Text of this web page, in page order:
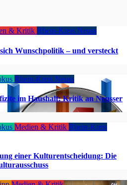
& Kritik Rhein-Kreis Neuss
Wunschpolitik – und versteckt
Rhein-Kreis Neuss
im Haushalt: Kritik an Neusser
Medien & Kritik Rhein-Kreis
einer Kulturentscheidung: Die